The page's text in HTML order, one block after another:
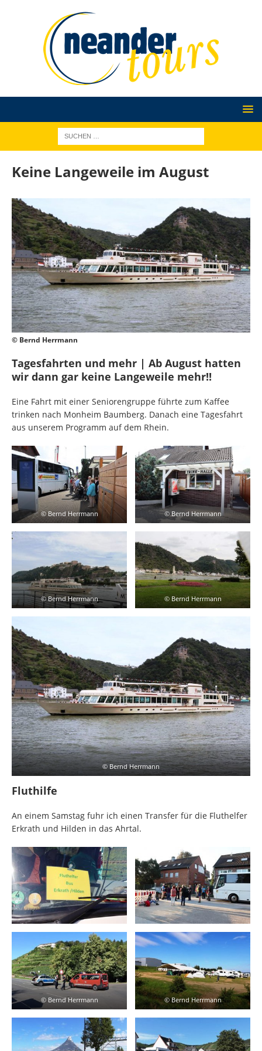
Keine Langeweile im August
© Bernd Herrmann
Tagesfahrten und mehr | Ab August hatten
wir dann gar keine Langeweile mehr!!
Eine Fahrt mit einer Seniorengruppe führte zum Kaffee
trinken nach Monheim Baumberg. Danach eine Tagesfahrt
aus unserem Programm auf dem Rhein.
© Bernd Herrmann © Bernd Herrmann
© Bernd Herrmann © Bernd Herrmann
© Bernd Herrmann
Fluthilfe
An einem Samstag fuhr ich einen Transfer für die Fluthelfer
Erkrath und Hilden in das Ahrtal.
© Bernd Herrmann © Bernd Herrmann